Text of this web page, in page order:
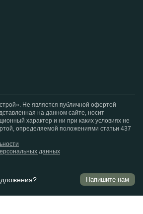
Hе является публичной офертой
на данном сайте, носит
характер и ни при каких условиях не
определяемой положениями статьи 437
данных
Напишите нам